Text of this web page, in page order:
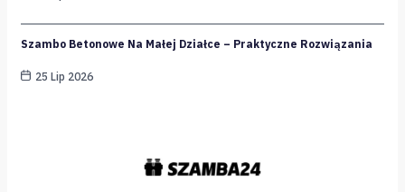
Szambo Betonowe Na Małej Działce – Praktyczne Rozwiązania
25 Lip 2026